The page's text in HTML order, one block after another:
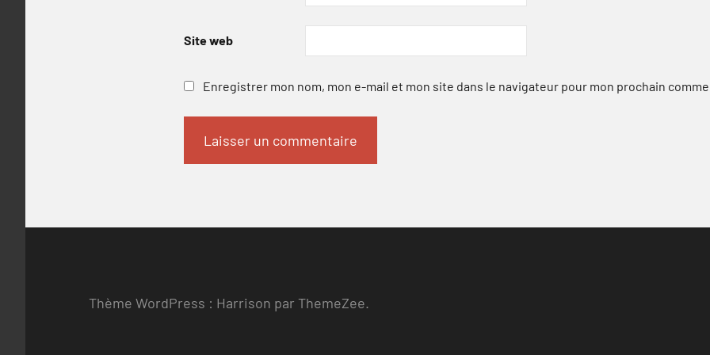
Site web
Enregistrer mon nom, mon e-mail et mon site dans le navigateur pour mon prochain
Thème WordPress : Harrison par ThemeZee.